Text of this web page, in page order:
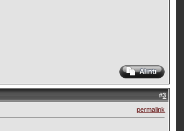
#3
permalink